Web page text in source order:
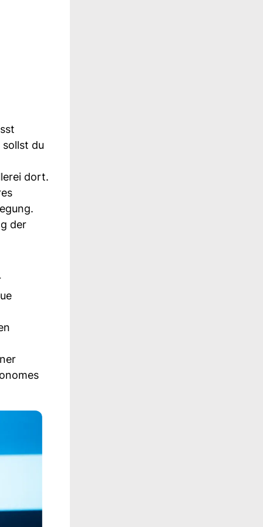
du
dort.
der